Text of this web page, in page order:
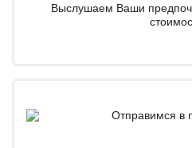
Выслушаем Ваши